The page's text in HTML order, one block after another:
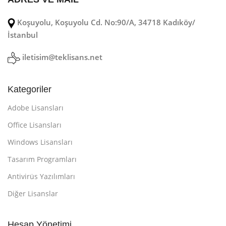
Koşuyolu, Koşuyolu Cd. No:90/A, 34718 Kadıköy/
İstanbul
iletisim@teklisans.net
Kategoriler
Adobe Lisansları
Office Lisansları
Windows Lisansları
Tasarım Programları
Antivirüs Yazılımları
Diğer Lisanslar